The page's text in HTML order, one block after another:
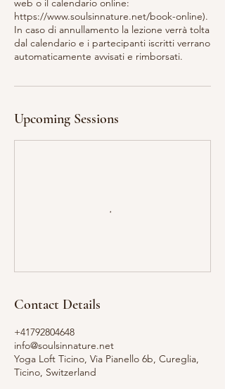
web o il calendario online:
https://www.soulsinnature.net/book-online).
In caso di annullamento la lezione verrà tolta
dal calendario e i partecipanti iscritti verrano
automaticamente avvisati e rimborsati.
Upcoming Sessions
Contact Details
+41792804648
info@soulsinnature.net
Yoga Loft Ticino, Via Pianello 6b, Cureglia,
Ticino, Switzerland